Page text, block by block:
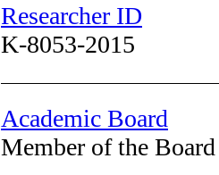
Researcher ID
K-8053-2015
Academic Board
Member of the Board